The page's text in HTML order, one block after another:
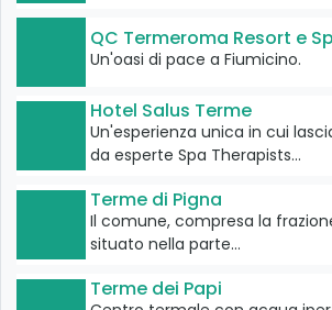
QC Termeroma Resort e
Un'oasi di pace a Fiumicino.
Hotel Salus Terme
Un'esperienza unica in cui
da esperte Spa Therapists…
Terme di Pigna
Il comune, compresa la
situato nella parte…
Terme dei Papi